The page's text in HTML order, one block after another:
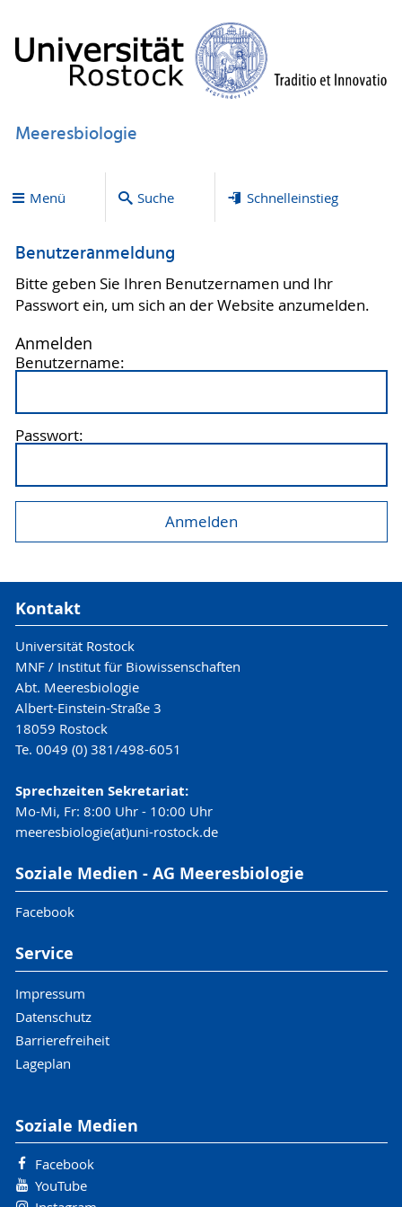
Meeresbiologie
Menü Suche Schnelleinstieg
Benutzeranmeldung
Bitte geben Sie Ihren Benutzernamen und Ihr
Passwort ein, um sich an der Website anzumelden.
Anmelden
Benutzername:
Passwort:
Kontakt
Universität Rostock
MNF / Institut für Biowissenschaften
Abt. Meeresbiologie
Albert-Einstein-Straße 3
18059 Rostock
Te. 0049 (0) 381/498-6051
Sprechzeiten Sekretariat:
Mo-Mi, Fr: 8:00 Uhr - 10:00 Uhr
meeresbiologie(at)uni-rostock.de
Soziale Medien - AG Meeresbiologie
Facebook
Service
Impressum
Datenschutz
Barrierefreiheit
Lageplan
Soziale Medien
Facebook
YouTube